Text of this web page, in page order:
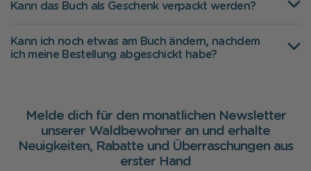
Kann das Buch als Geschenk verpackt werden?
Kann ich noch etwas am Buch ändern, nachdem
ich meine Bestellung abgeschickt habe?
Melde dich für den monatlichen Newsletter
unserer Waldbewohner an und erhalte
Neuigkeiten, Rabatte und Überraschungen aus
erster Hand